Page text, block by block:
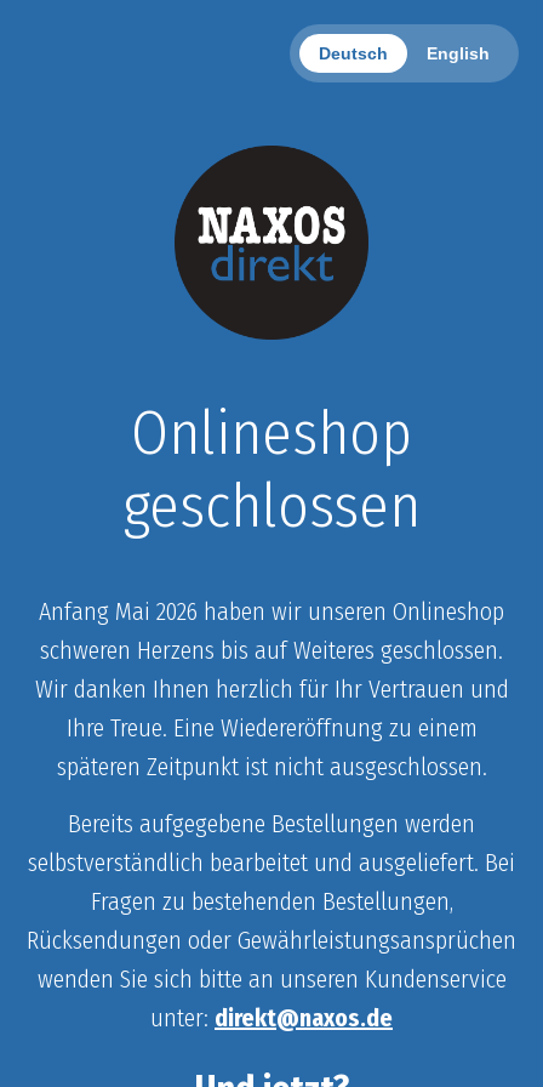
Deutsch English
Onlineshop
geschlossen
Anfang Mai 2026 haben wir unseren Onlineshop
schweren Herzens bis auf Weiteres geschlossen.
Wir danken Ihnen herzlich für Ihr Vertrauen und
Ihre Treue. Eine Wiedereröffnung zu einem
späteren Zeitpunkt ist nicht ausgeschlossen.
Bereits aufgegebene Bestellungen werden
selbstverständlich bearbeitet und ausgeliefert. Bei
Fragen zu bestehenden Bestellungen,
Rücksendungen oder Gewährleistungsansprüchen
wenden Sie sich bitte an unseren Kundenservice
unter: direkt@naxos.de